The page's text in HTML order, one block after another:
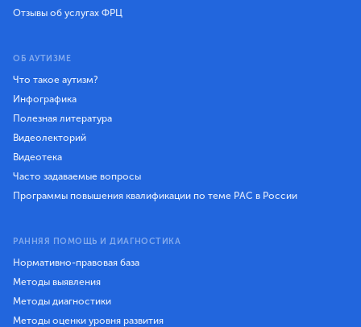
Отзывы об услугах ФРЦ
ОБ АУТИЗМЕ
Что такое аутизм?
Инфографика
Полезная литература
Видеолекторий
Видеотека
Часто задаваемые вопросы
Программы повышения квалификации по теме РАС в России
РАННЯЯ ПОМОЩЬ И ДИАГНОСТИКА
Нормативно-правовая база
Методы выявления
Методы диагностики
Методы оценки уровня развития